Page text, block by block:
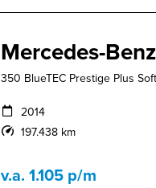
Mercedes-
350 BlueTEC Prestige Plus
2014
197.438 km
v.a. 1.105 p/m